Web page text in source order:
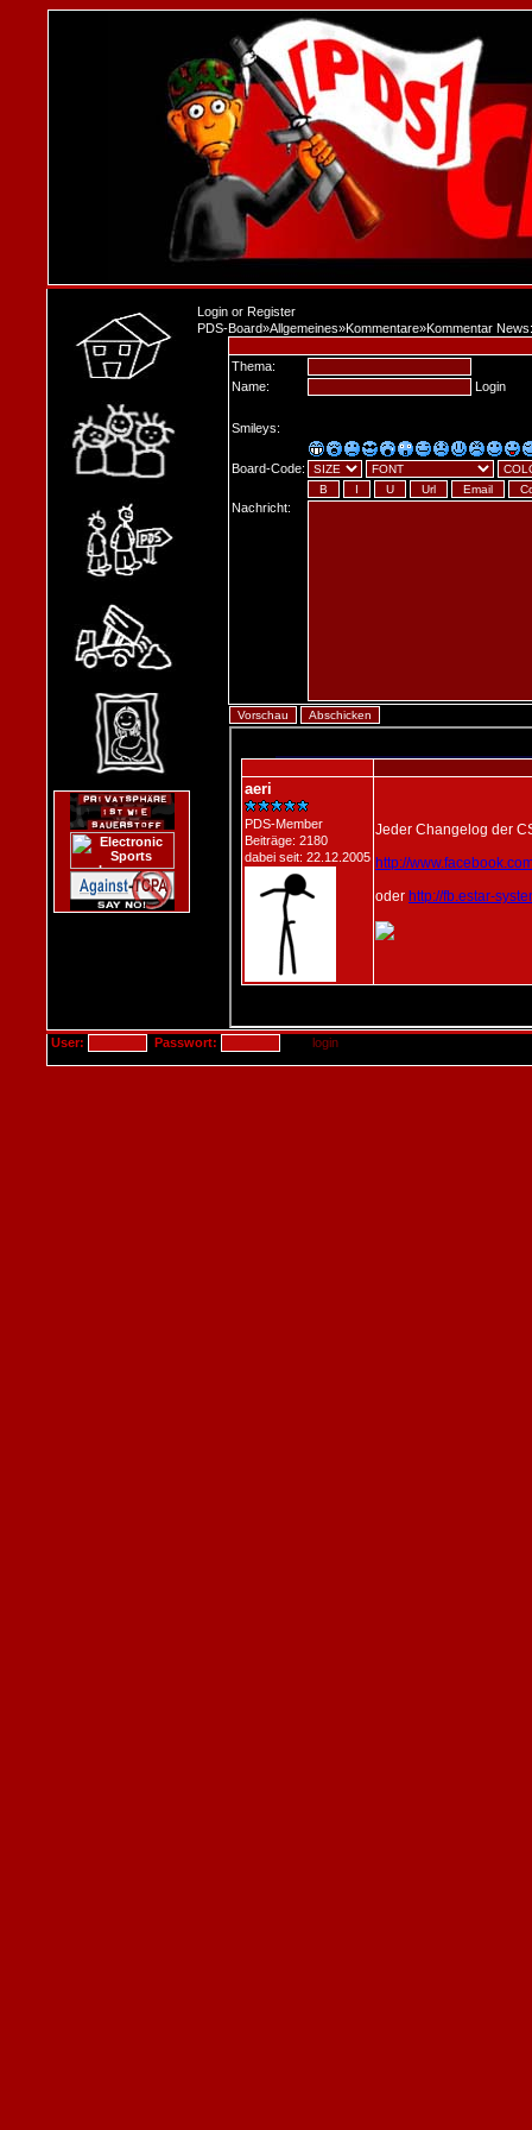
Login or Register
PDS-Board»Allgemeines»Kommentare»Kommentar
Thema:
Name:
Login
Smileys:
Board-Code:
Nachricht:
User: Passwort: